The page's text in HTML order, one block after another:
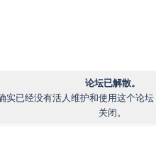
论坛已解散。
实已经没有活人维护和使用这个论
关闭。